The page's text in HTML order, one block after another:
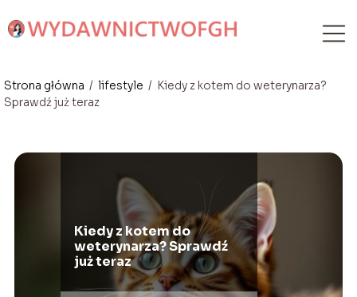
Strona główna / lifestyle / Kiedy z kotem do weterynarza?
Sprawdź już teraz
Kiedy z kotem do
weterynarza? Sprawdź
już teraz